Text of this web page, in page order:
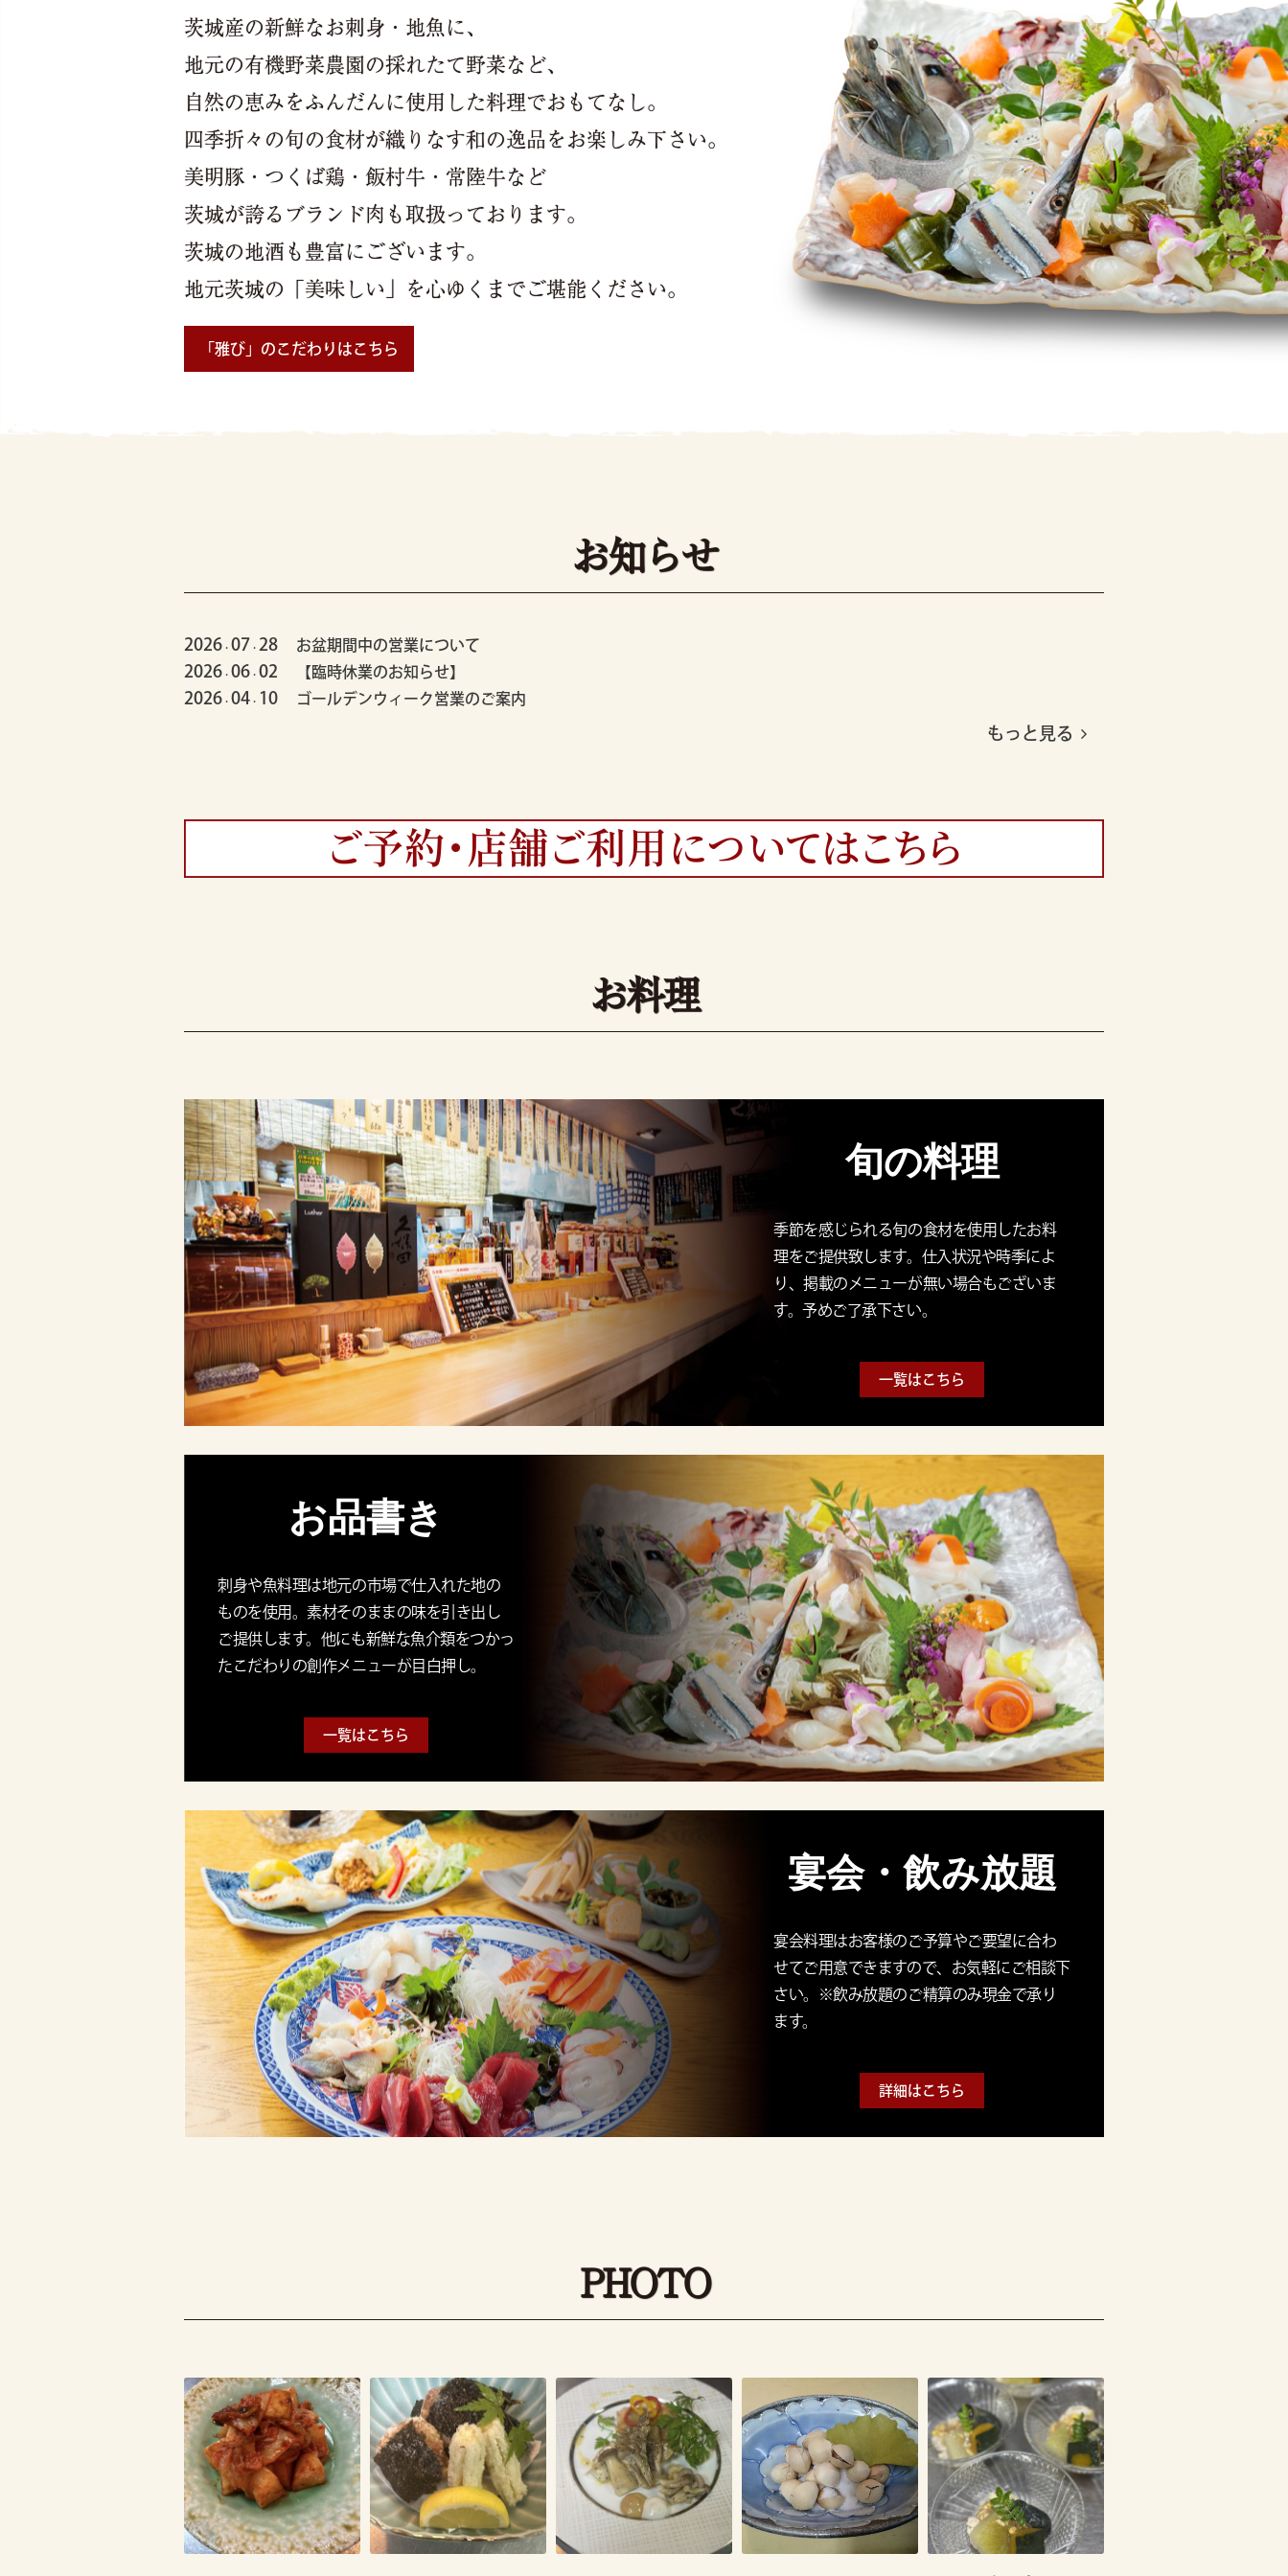
茨城産の新鮮なお刺身・地魚に、
地元の有機野菜農園の採れたて野菜など、
自然の恵みをふんだんに使用した料理でおもてなし。
四季折々の旬の食材が織りなす和の逸品をお楽しみ下さい。
美明豚・つくば鶏・飯村牛・常陸牛など
茨城が誇るブランド肉も取扱っております。
茨城の地酒も豊富にございます。
地元茨城の「美味しい」を心ゆくまでご堪能ください。
「雅び」のこだわりはこちら
お知らせ
2026 07 28 お盆期間中の営業について
2026 06 02 【臨時休業のお知らせ】
2026 04 10 ゴールデンウィーク営業のご案内
もっと見る
お料理
旬の料理
季節を感じられる旬の食材を使用したお料
理をご提供致します。仕入状況や時季によ
り、掲載のメニューが無い場合もございま
す。予めご了承下さい。
一覧はこちら
お品書き
刺身や魚料理は地元の市場で仕入れた地の
ものを使用。素材そのままの味を引き出し
ご提供します。他にも新鮮な魚介類をつかっ
たこだわりの創作メニューが目白押し。
一覧はこちら
宴会・飲み放題
宴会料理はお客様のご予算やご要望に合わ
せてご用意できますので、お気軽にご相談下
さい。※飲み放題のご精算のみ現金で承り
ます。
詳細はこちら
PHOTO